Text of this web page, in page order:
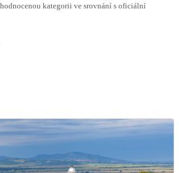
kategorii ve srovnání s oficiální